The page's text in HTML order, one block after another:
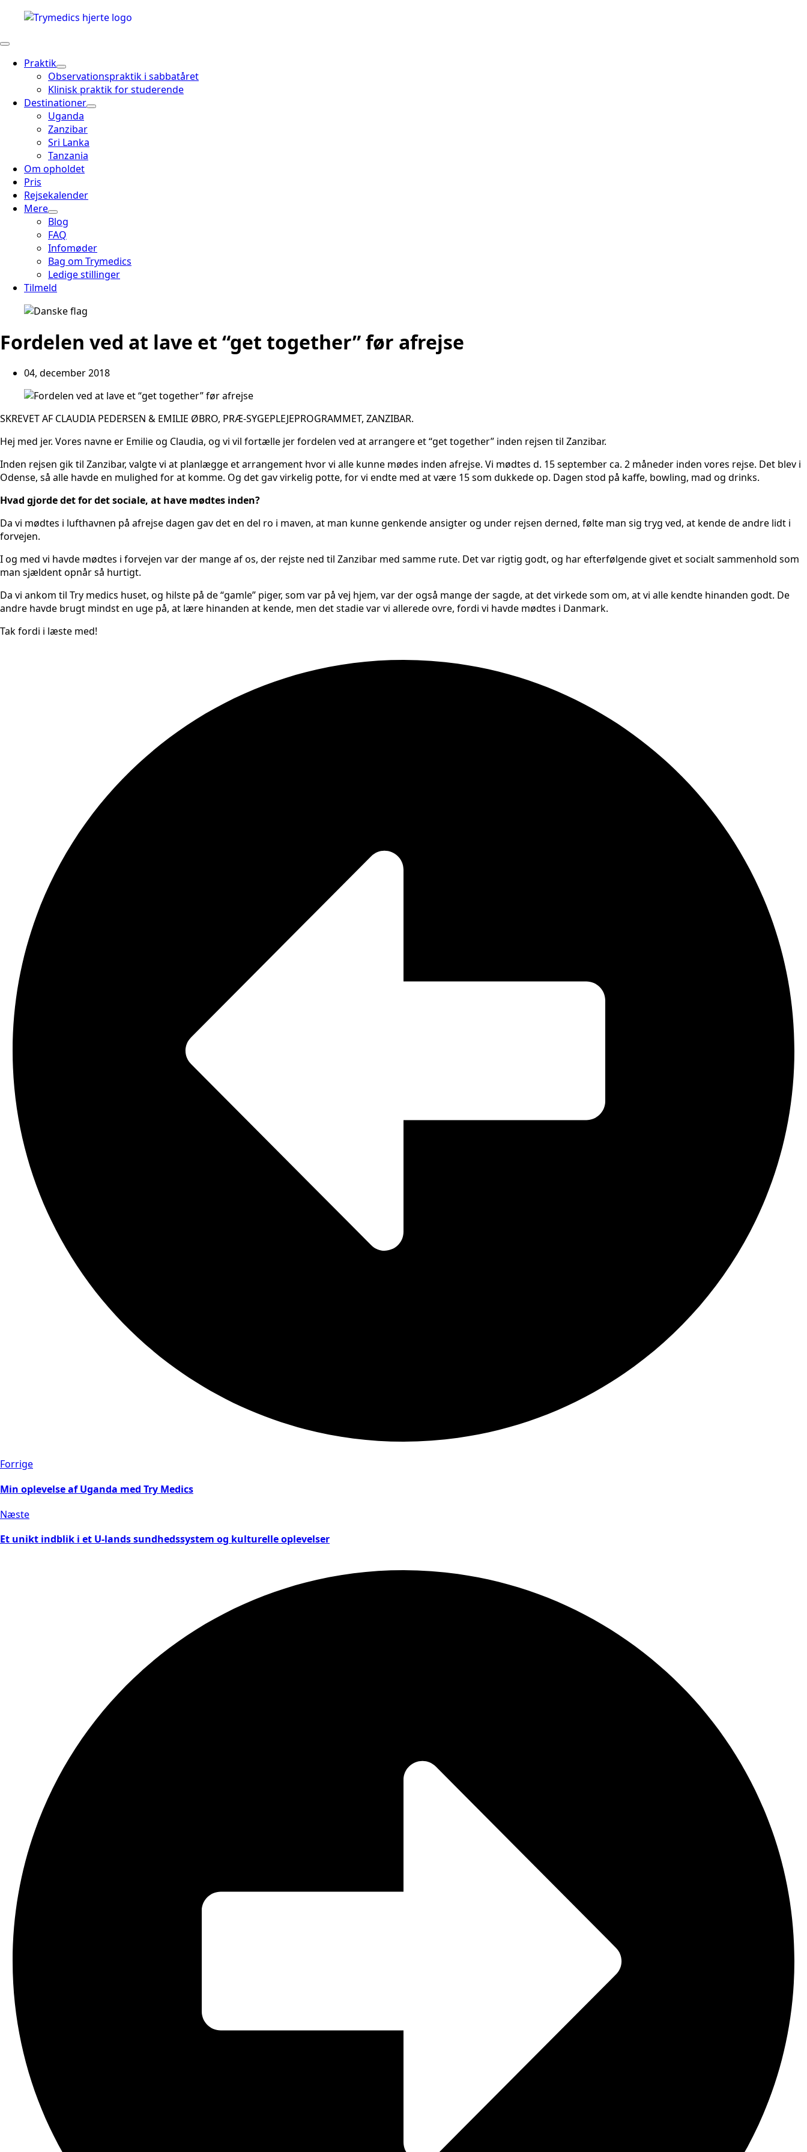
Praktik
Observationspraktik i sabbatåret
Klinisk praktik for studerende
Destinationer
Uganda
Zanzibar
Sri Lanka
Tanzania
Om opholdet
Pris
Rejsekalender
Mere
Blog
FAQ
Infomøder
Bag om Trymedics
Ledige stillinger
Tilmeld
Fordelen ved at lave et “get together” før afrejse
04, december 2018
SKREVET AF CLAUDIA PEDERSEN & EMILIE ØBRO, PRÆ-SYGEPLEJEPROGRAMMET, ZANZIBAR.
Hej med jer. Vores navne er Emilie og Claudia, og vi vil fortælle jer fordelen ved at arrangere et “get together” inden rejsen til Zanzibar.
Inden rejsen gik til Zanzibar, valgte vi at planlægge et arrangement hvor vi alle kunne mødes inden afrejse. Vi mødtes d. 15 september ca. 2 måneder inden vores rejse. Det blev i
Odense, så alle havde en mulighed for at komme. Og det gav virkelig potte, for vi endte med at være 15 som dukkede op. Dagen stod på kaffe, bowling, mad og drinks.
Hvad gjorde det for det sociale, at have mødtes inden?
Da vi mødtes i lufthavnen på afrejse dagen gav det en del ro i maven, at man kunne genkende ansigter og under rejsen derned, følte man sig tryg ved, at kende de andre lidt i
forvejen.
I og med vi havde mødtes i forvejen var der mange af os, der rejste ned til Zanzibar med samme rute. Det var rigtig godt, og har efterfølgende givet et socialt sammenhold som
man sjældent opnår så hurtigt.
Da vi ankom til Try medics huset, og hilste på de “gamle” piger, som var på vej hjem, var der også mange der sagde, at det virkede som om, at vi alle kendte hinanden godt. De
andre havde brugt mindst en uge på, at lære hinanden at kende, men det stadie var vi allerede ovre, fordi vi havde mødtes i Danmark.
Tak fordi i læste med!
Forrige
Min oplevelse af Uganda med Try Medics
Næste
Et unikt indblik i et U-lands sundhedssystem og kulturelle oplevelser